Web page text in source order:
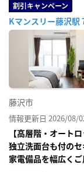
割引キャンペーン
Kマンスリー藤沢
藤沢市
情報更新日 2026/08/
【高層階・オート
独立洗面台も付の
家電備品を幅広く